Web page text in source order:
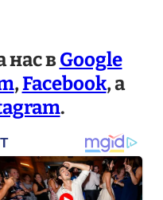
нас вGoogle
,Facebook, а
.